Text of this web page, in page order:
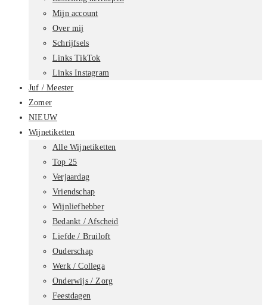
Mijn account
Over mij
Schrijfsels
Links TikTok
Links Instagram
Juf / Meester
Zomer
NIEUW
Wijnetiketten
Alle Wijnetiketten
Top 25
Verjaardag
Vriendschap
Wijnliefhebber
Bedankt / Afscheid
Liefde / Bruiloft
Ouderschap
Werk / Collega
Onderwijs / Zorg
Feestdagen